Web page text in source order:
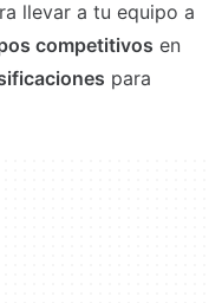
llevar a tu equipo a
competitivos en
para